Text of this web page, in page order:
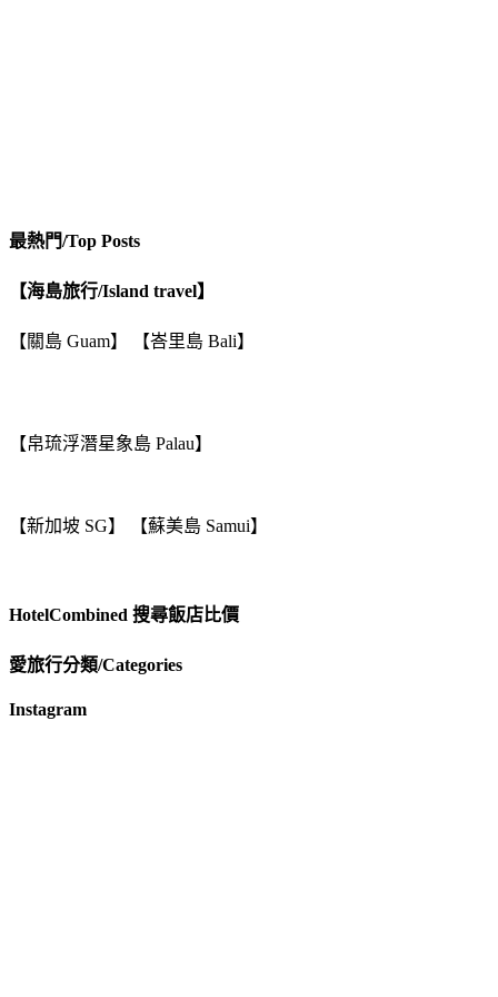
最熱門/Top Posts
【海島旅行/Island travel】
【關島 Guam】 【峇里島 Bali】
【帛琉浮潛星象島 Palau】
【新加坡 SG】 【蘇美島 Samui】
HotelCombined 搜尋飯店比價
愛旅行分類/Categories
Instagram